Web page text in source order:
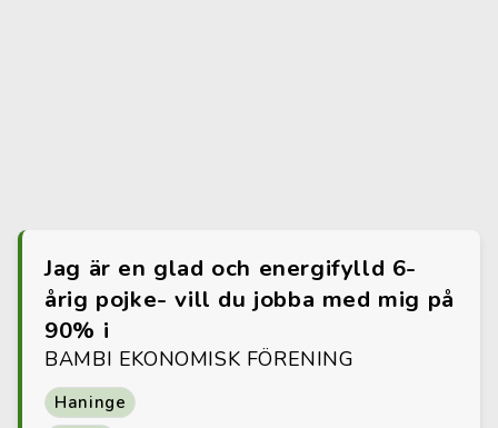
Jag är en glad och energifylld 6-
årig pojke- vill du jobba med mig på
90% i
BAMBI EKONOMISK FÖRENING
Haninge